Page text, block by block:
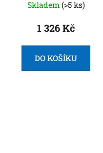
Kidscope®
Skladem (>5 ks)
1 326 Kč
DO KOŠÍKU